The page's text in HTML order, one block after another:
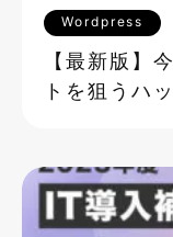
Wordpress
【最新版】
トを狙うハ